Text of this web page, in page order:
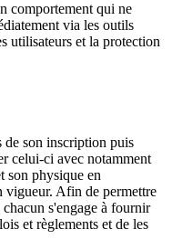
comportement qui ne
via les outils
utilisateurs et la protection
de son inscription puis
celui-ci avec notamment
son physique en
vigueur. Afin de permettre
s'engage à fournir
et règlements et de les